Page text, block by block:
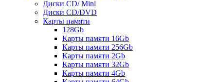
Диски CD/ Mini
Диски CD/DVD
Карты памяти
128Gb
Карты памяти 16Gb
Карты памяти 256Gb
Карты памяти 2Gb
Карты памяти 32Gb
Карты памяти 4Gb